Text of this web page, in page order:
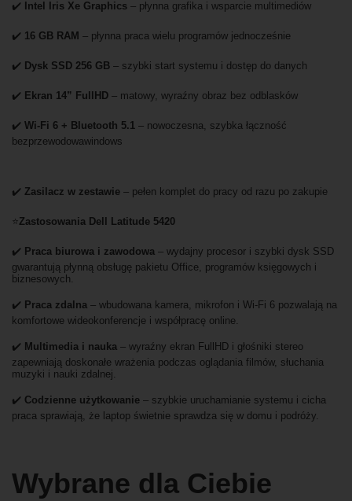
✔️ Intel Iris Xe Graphics – płynna grafika i wsparcie multimediów
✔️ 16 GB RAM – płynna praca wielu programów jednocześnie
✔️ Dysk SSD 256 GB – szybki start systemu i dostęp do danych
✔️ Ekran 14” FullHD – matowy, wyraźny obraz bez odblasków
✔️ Wi-Fi 6 + Bluetooth 5.1 – nowoczesna, szybka łączność
bezprzewodowawindows
✔️ Zasilacz w zestawie – pełen komplet do pracy od razu po zakupie
⭐Zastosowania Dell Latitude 5420
✔️ Praca biurowa i zawodowa – wydajny procesor i szybki dysk SSD
gwarantują płynną obsługę pakietu Office, programów księgowych i
biznesowych.
✔️ Praca zdalna – wbudowana kamera, mikrofon i Wi-Fi 6 pozwalają na
komfortowe wideokonferencje i współpracę online.
✔️ Multimedia i nauka – wyraźny ekran FullHD i głośniki stereo
zapewniają doskonałe wrażenia podczas oglądania filmów, słuchania
muzyki i nauki zdalnej.
✔️ Codzienne użytkowanie – szybkie uruchamianie systemu i cicha
praca sprawiają, że laptop świetnie sprawdza się w domu i podróży.
Wybrane dla Ciebie